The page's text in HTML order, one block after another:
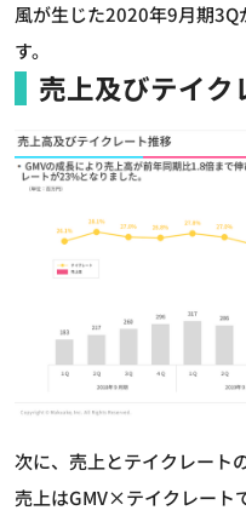
風が生じた2020年9月期3Q
す。
売上及びテイク
次に、売上とテイクレート
売上はGMV×テイクレート